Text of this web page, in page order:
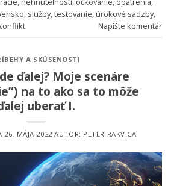
, služby,testovanie,úrokové sadzby,
Napíšte komentár
A SKÚSENOSTI
ďalej? Moje scenáre
na to ako sa to môže
uberať I.
26. MÁJA 2022AUTOR: PETER RAKVICA